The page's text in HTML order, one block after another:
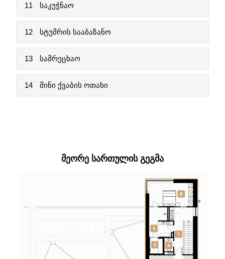
11 საკუჭნაო
12 სტუმრის სააბაზანო
13 სამრეცხაო
14 მინი ქვაბის ოთახი
ᲛᲔᲝᲠᲔ ᲡᲐᲠᲗᲣᲚᲘᲡ ᲒᲔᲒᲛᲐ